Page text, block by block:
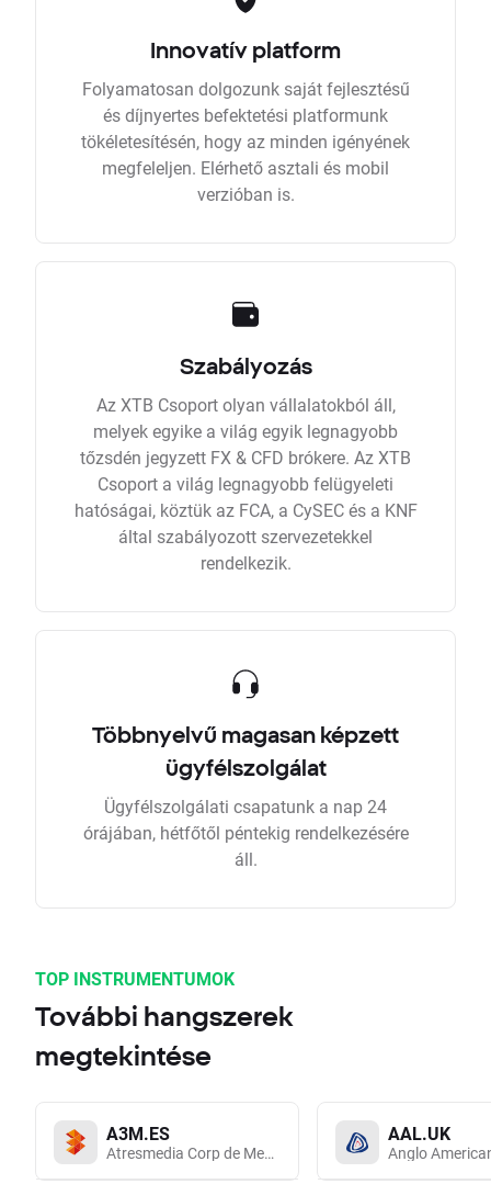
Innovatív platform
Folyamatosan dolgozunk saját fejlesztésű
és díjnyertes befektetési platformunk
tökéletesítésén, hogy az minden igényének
megfeleljen. Elérhető asztali és mobil
verzióban is.
Szabályozás
Az XTB Csoport olyan vállalatokból áll,
melyek egyike a világ egyik legnagyobb
tőzsdén jegyzett FX & CFD brókere. Az XTB
Csoport a világ legnagyobb felügyeleti
hatóságai, köztük az FCA, a CySEC és a KNF
által szabályozott szervezetekkel
rendelkezik.
Többnyelvű magasan képzett
ügyfélszolgálat
Ügyfélszolgálati csapatunk a nap 24
órájában, hétfőtől péntekig rendelkezésére
áll.
TOP INSTRUMENTUMOK
További hangszerek
megtekintése
A3M.ES
Atresmedia Corp de Medios de Comunicacion SA
AAL.UK
Anglo